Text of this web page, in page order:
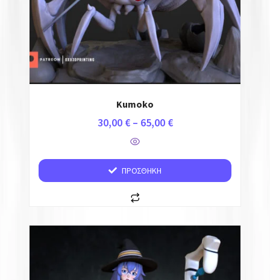
Kumoko
30,00 € – 65,00 €
ΠΡΟΣΘΉΚΗ